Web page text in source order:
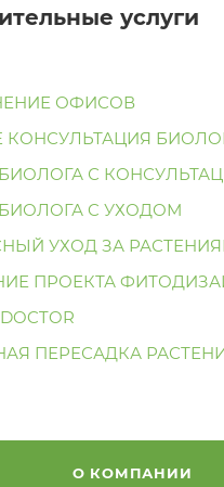
услуги
ОФИСОВ
КОНСУЛЬТАЦИЯ
С
C УХОДОМ
УХОД ЗА
ПРОЕКТА
ПЕРЕСАДКА
О КОМПАНИИ